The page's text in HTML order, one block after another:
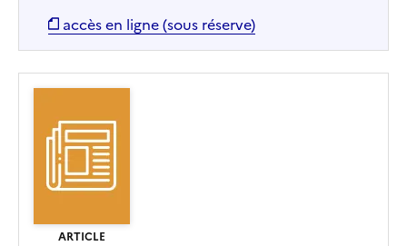
accès en ligne (sous réserve)
ARTICLE